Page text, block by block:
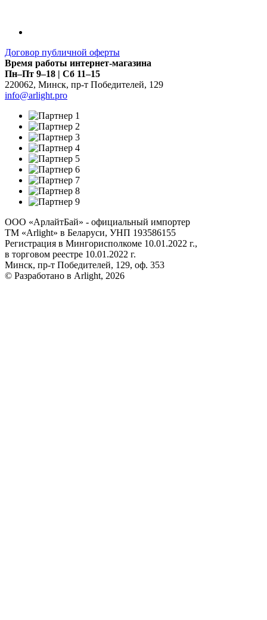
Договор публичной оферты
Время работы интернет-магазина
Пн–Пт 9–18 | Сб 11–15
220062, Минск, пр-т Победителей, 129
info@arlight.pro
ООО «АрлайтБай» - официальный импортер
ТМ «Arlight» в Беларуси, УНП 193586155
Регистрация в Мингорисполкоме 10.01.2022 г.,
в торговом реестре 10.01.2022 г.
Минск, пр-т Победителей, 129, оф. 353
© Разработано в Arlight, 2026